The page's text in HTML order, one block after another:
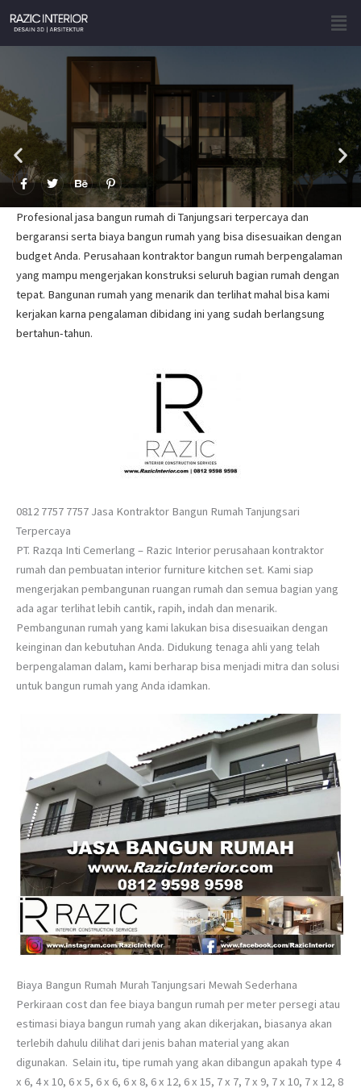
content
F
a
e
b
o
k
f
T
w
t
t
e
B
e
h
a
n
c
P
i
n
t
e
r
e
s
-
p
Profesional jasa bangun rumah di Tanjungsari terpercaya dan
bergaransi serta biaya bangun rumah yang bisa disesuaikan dengan
budget Anda. Perusahaan kontraktor bangun rumah berpengalaman
yang mampu mengerjakan konstruksi seluruh bagian rumah dengan
tepat. Bangunan rumah yang menarik dan terlihat mahal bisa kami
kerjakan karna pengalaman dibidang ini yang sudah berlangsung
bertahun-tahun.
0812 7757 7757 Jasa Kontraktor Bangun Rumah Tanjungsari
Terpercaya
PT. Razqa Inti Cemerlang – Razic Interior perusahaan kontraktor
rumah dan pembuatan interior furniture kitchen set. Kami siap
mengerjakan pembangunan ruangan rumah dan semua bagian yang
ada agar terlihat lebih cantik, rapih, indah dan menarik.
Pembangunan rumah yang kami lakukan bisa disesuaikan dengan
keinginan dan kebutuhan Anda. Didukung tenaga ahli yang telah
berpengalaman dalam, kami berharap bisa menjadi mitra dan solusi
untuk bangun rumah yang Anda idamkan.
Biaya Bangun Rumah Murah Tanjungsari Mewah Sederhana
Perkiraan cost dan fee biaya bangun rumah per meter persegi atau
estimasi biaya bangun rumah yang akan dikerjakan, biasanya akan
terlebih dahulu dilihat dari jenis bahan material yang akan
digunakan. Selain itu, tipe rumah yang akan dibangun apakah type 4
x 6, 4 x 10, 6 x 5, 6 x 6, 6 x 8, 6 x 12, 6 x 15, 7 x 7, 7 x 9, 7 x 10, 7 x 12, 8